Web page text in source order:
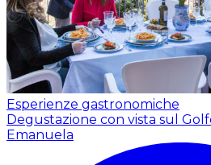
Esperienze gastronomiche
Degustazione con vista sul
Emanuela